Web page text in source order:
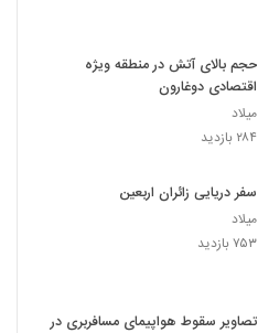
حجم بالای آتش در منطقه ویژه
اقتصادی دوغارون
میلاد
۲۸۴ بازدید
سفر دریایی زائران اربعین
میلاد
۷۵۳ بازدید
تصاویر سقوط هواپیمای مسافربری در